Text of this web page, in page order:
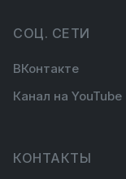
СОЦ. СЕТИ
ВКонтакте
Канал на YouTube
КОНТАКТЫ